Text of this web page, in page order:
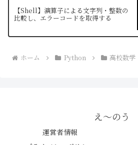
【Shell】演算子による文字列・整数の
比較し、エラーコードを取得する
ホーム Python 高校数学
え〜のう
運営者情報